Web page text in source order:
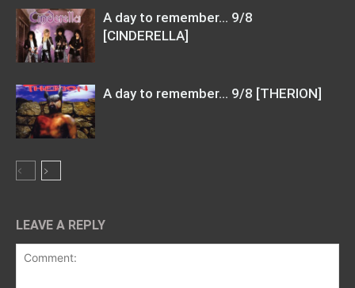
A day to remember… 9/8
[CINDERELLA]
A day to remember… 9/8 [THERION]
LEAVE A REPLY